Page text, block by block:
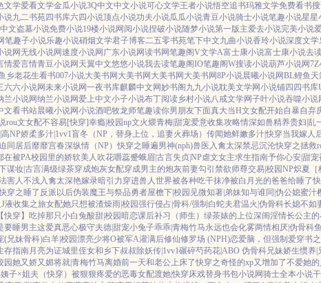
文学爱看文学金瓜小说3Q中文中文小说可心文学王者小说悟空追书玛雅文学免费看书
说九二书苑四书库六四小说顶点小说功夫小说瓜瓜小说青豆小说骑士小说笔趣小说星星
文盗墓小说免费小说19楼小说网阅小说捏破小说随梦小说第一版主爱去小说完美小说
笔趣子小说乐趣小说硝烟文学君子博客二五零书苑笔下中文九曲小说香玲小说深度文学
说网无线小说网速度小说网 广东小说网读书网笔趣阁V文学A富士康小说富士康小说去
情爱言情青豆小说网 天翼中文悠悠小说我去读笔趣阁IO笔趣阁W搜读小说葫芦小说网7Z
乡老花生看书007小说大美书网 大美书网 大美书网 大美书网8P小说晨曦小说网BL鲤鱼 天
六六小说网未来小说网一夜书库麒麟中文网妙书阁 九九小说耽美文学网小说铺四四书库
兰小说网纳兰小说网爱上中文小子小说布丁阅读乡村小说八戒文学网子叶小说吞噬小说
文看书站晨曦小说网小说酒吧牧龙师笔趣读你男朋友下面真大当H文女配开始自暴自弃
rou文女配不容易[快穿]幸瘾|校园np文火煨青梅|甜宠爱意收集攻略情深如兽精养贵妇|乱
NP娇柔多汁|1vv1盲冬（NP，替身上位，追妻火葬场） 传闻她鲜嫩多汁|快穿当我嫁人
同居后靡靡宫春深纵情（NP）快穿之睡遍男神(nph)兽医 入禽太深禁忌沉沦快穿之拯救
在被PA校园里的娇软美人 吹花嚼蕊蹙蛾眉|古言失贞|NP虐文女主求生指南予你心安|甜宠
谋妆|古言满级绿茶穿成炮灰女配穿成男主的炮灰前妻勾引禁欲师尊交易|校园NP炽夏［
害人不浅入禽太深艳嫁录暗引力穿进兽人世界被各种吃干抹净被白月光的爸爸给睡了
穿之睡了反派以后伪装魔王与祭品勇者屋檐下|校园 见微知著|弟妹知与谁同|伪公媳蜜汁
液收集之旅女配她只想被渣燥雨|校园强行侵占|骨科/强制 白蛇夫君温火|伪骨科长媳不如
【快穿】吃掉那只小白兔酸甜|校园暗恋课后补习（师生） 绿茶婊的上位深闺淫情长公主
要睡男主这爱真恶心极守夫德|甜宠小兔子乖乖|青梅竹马永远也会化雾两情相厌|伪骨科
(兄妹骨科)白羊|校园漂亮少将O被军A灌满后修仙修罗场 (NPH)恋爱脑，但强制爱穿书
存指南月亮为证城里侄女和乡下叔叔除妖传|1vv1碾碎芍药花|ABO 伪骨科兄妹娇生惯养|
园她又娇又媚将就|青梅竹马离婚前一天和老公上床了快穿之奇怪的xp又增加了不爱她
子×姐夫 （快穿）被狠狠疼爱的恶毒女配渡她|快穿床戏替身书包小说网骑士全本小说